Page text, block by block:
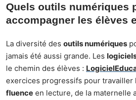
Quels outils numériques
accompagner les élèves
La diversité des outils numériques
jamais été aussi grande. Les
le chemin des élèves :
exercices progressifs pour travailler
fluence en lecture, de la maternelle